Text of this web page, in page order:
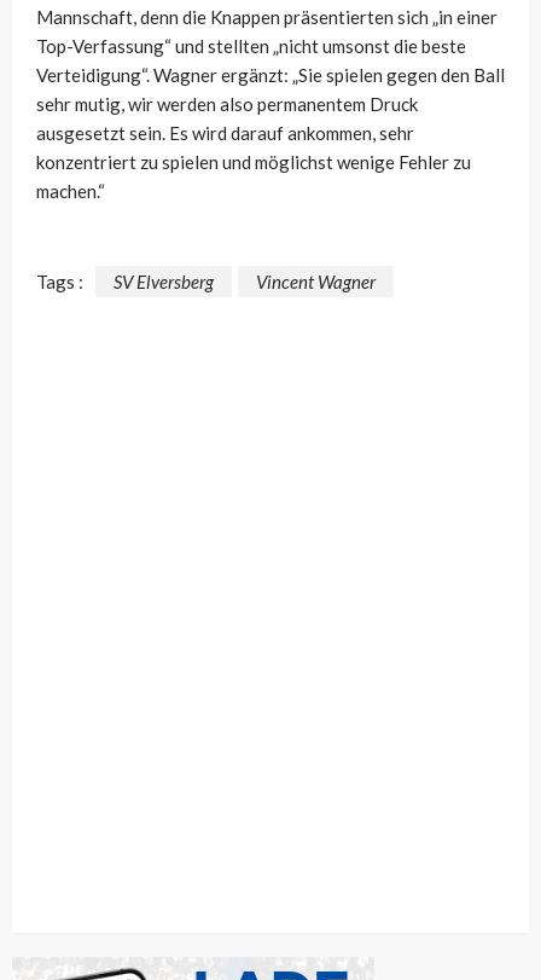
Mannschaft, denn die Knappen präsentierten sich „in einer
Top-Verfassung“ und stellten „nicht umsonst die beste
Verteidigung“. Wagner ergänzt: „Sie spielen gegen den Ball
sehr mutig, wir werden also permanentem Druck
ausgesetzt sein. Es wird darauf ankommen, sehr
konzentriert zu spielen und möglichst wenige Fehler zu
machen.“
Tags : SV Elversberg Vincent Wagner